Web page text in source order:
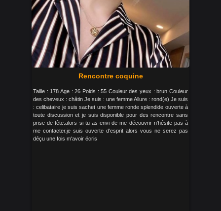
Rencontre coquine
Taille : 178 Age : 26 Poids : 55 Couleur des yeux : brun Couleur
des cheveux : châtin Je suis : une femme Allure : rond(e) Je suis
: celibataire je suis sachet une femme ronde splendide ouverte à
toute discussion et je suis disponible pour des rencontre sans
prise de tête.alors si tu as envi de me découvrir n'hésite pas à
me contacter.je suis ouverte d'esprit alors vous ne serez pas
déçu une fois m'avoir écris